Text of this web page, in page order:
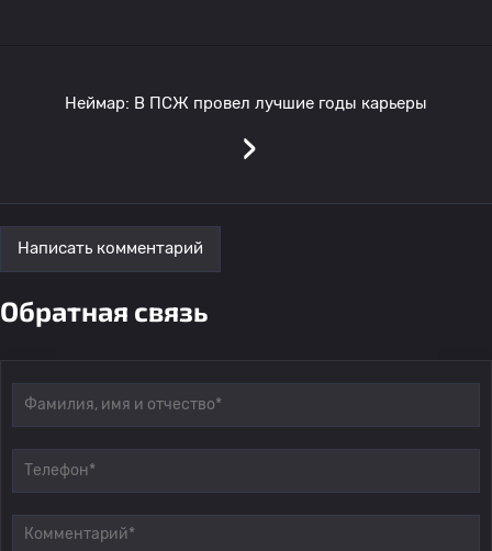
Неймар: В ПСЖ провел лучшие годы карьеры
›
Написать комментарий
Обратная связь